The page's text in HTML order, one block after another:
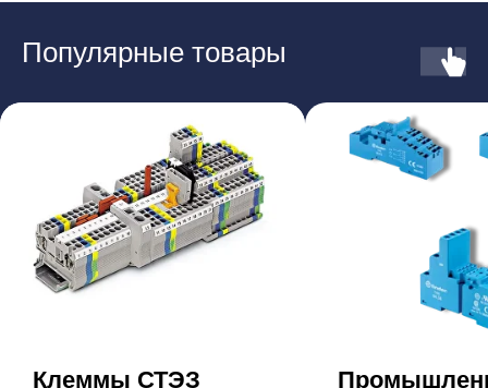
Популярные товары
Клеммы СТЭЗ